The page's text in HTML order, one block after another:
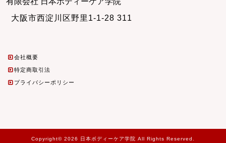
大阪市西淀川区野里1-1-28 311
会社概要
特定商取引法
プライバシーポリシー
Copyright© 2026 日本ボディーケア学院 All Rights Reserved.